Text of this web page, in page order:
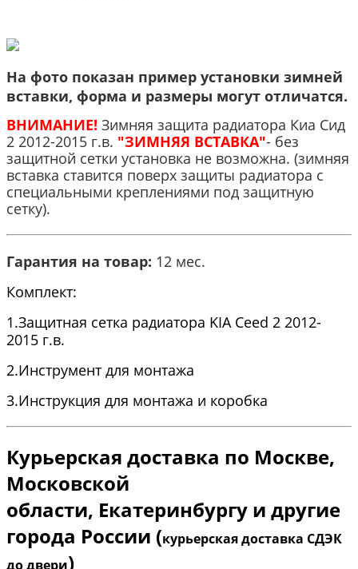
На фото показан пример установки зимней
вставки, форма и размеры могут отличатся.
ВНИМАНИЕ! Зимняя защита радиатора Киа Сид
2 2012-2015 г.в. "ЗИМНЯЯ ВСТАВКА"- без
защитной сетки установка не возможна. (зимняя
вставка ставится поверх защиты радиатора с
специальными креплениями под защитную
сетку).
Гарантия на товар: 12 мес.
Комплект:
1.Защитная сетка радиатора KIA Ceed 2 2012-
2015 г.в.
2.Инструмент для монтажа
3.Инструкция для монтажа и коробка
Курьерская доставка по Москве,
Московской
области, Екатеринбургу и другие
города России (курьерская доставка СДЭК
до двери)